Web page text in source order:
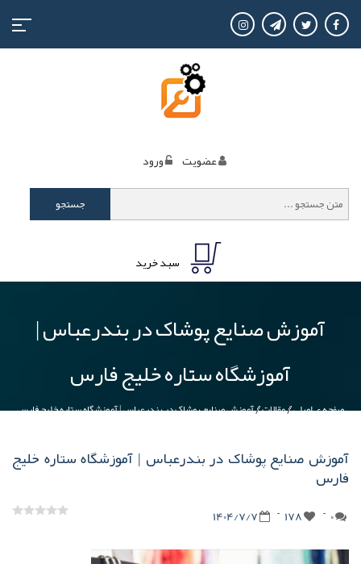
منوی
کاربری
ورود عضويت
جستجو
سبد خرید
آموزش صنایع پوشاک در بندرعباس |
آموزشگاه ستاره خلیج فارس
صفحه ی اصلی مقالات آموزش صنایع پوشاک در بندرعباس | آموزشگاه ستاره خلیج فارس
آموزش صنایع پوشاک در بندرعباس | آموزشگاه ستاره خلیج
فارس
1404/7/7 178 0